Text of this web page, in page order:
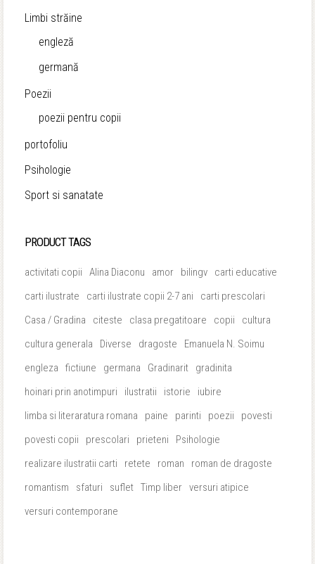
Limbi străine
engleză
germană
Poezii
poezii pentru copii
portofoliu
Psihologie
Sport si sanatate
PRODUCT TAGS
activitati copii Alina Diaconu amor bilingv
carti educative
carti ilustrate
carti ilustrate copii 2-7 ani
carti prescolari
Casa / Gradina
citeste clasa pregatitoare copii
cultura
cultura generala
Diverse dragoste
Emanuela N. Soimu
engleza
fictiune germana Gradinarit
gradinita
hoinari prin anotimpuri
ilustratii istorie
iubire
limba si literaratura romana
paine parinti poezii
povesti
povesti copii
prescolari prieteni
Psihologie
realizare ilustratii carti
retete roman
roman de dragoste
romantism
sfaturi suflet Timp liber versuri atipice
versuri contemporane